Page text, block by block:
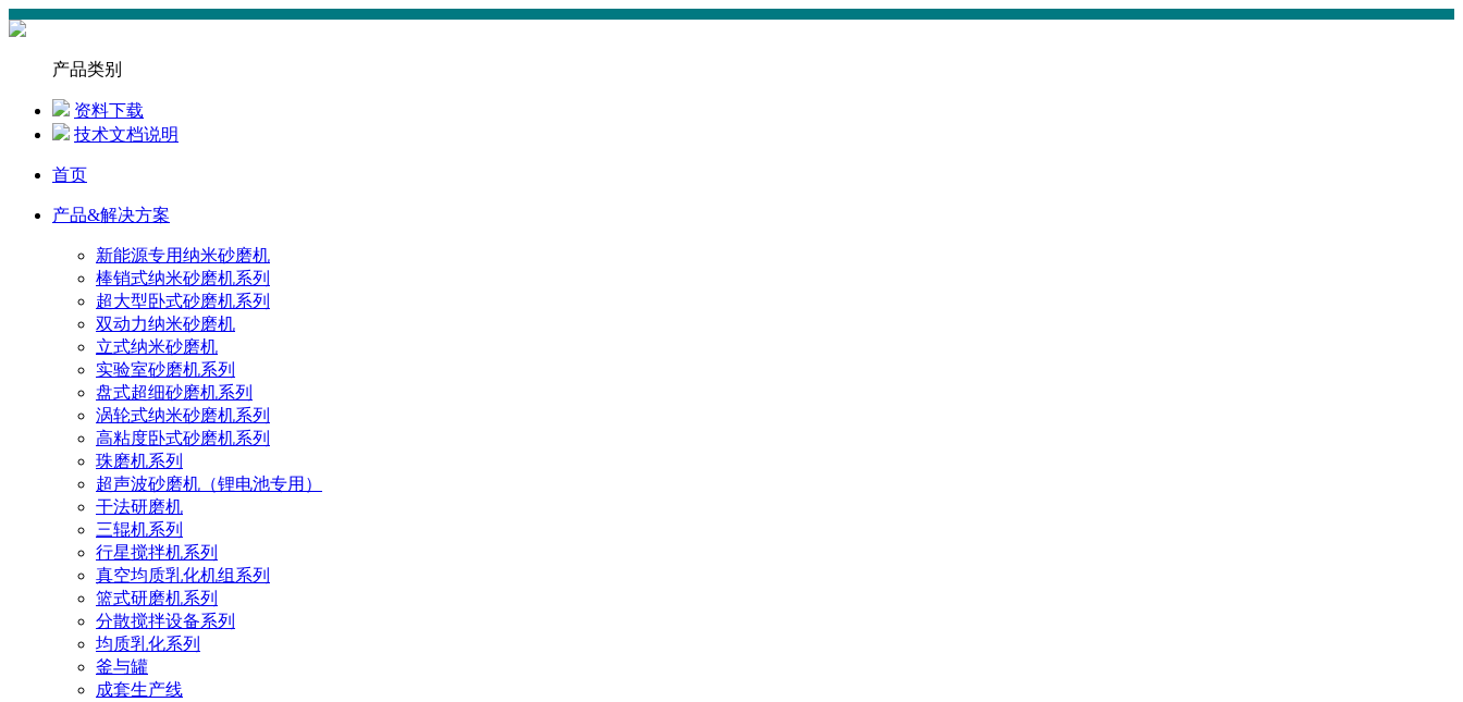
产品类别
资料下载
技术文档说明
首页
产品&解决方案
新能源专用纳米砂磨机
棒销式纳米砂磨机系列
超大型卧式砂磨机系列
双动力纳米砂磨机
立式纳米砂磨机
实验室砂磨机系列
盘式超细砂磨机系列
涡轮式纳米砂磨机系列
高粘度卧式砂磨机系列
珠磨机系列
超声波砂磨机（锂电池专用）
干法研磨机
三辊机系列
行星搅拌机系列
真空均质乳化机组系列
篮式研磨机系列
分散搅拌设备系列
均质乳化系列
釜与罐
成套生产线